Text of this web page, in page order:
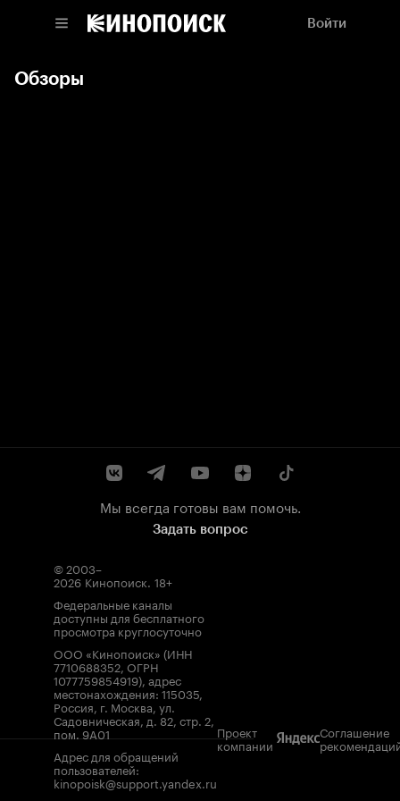
Войти
Обзоры
Мы всегда готовы вам помочь.
Задать вопрос
© 2003–
2026 Кинопоиск. 18+
Федеральные каналы
доступны для бесплатного
просмотра круглосуточно
ООО «Кинопоиск» (ИНН
7710688352, ОГРН
1077759854919), адрес
местонахождения: 115035,
Россия, г. Москва, ул.
Садовническая, д. 82, стр. 2,
пом. 9А01
Адрес для обращений
пользователей:
kinopoisk@support.yandex.ru
Проект
компании
Соглашение